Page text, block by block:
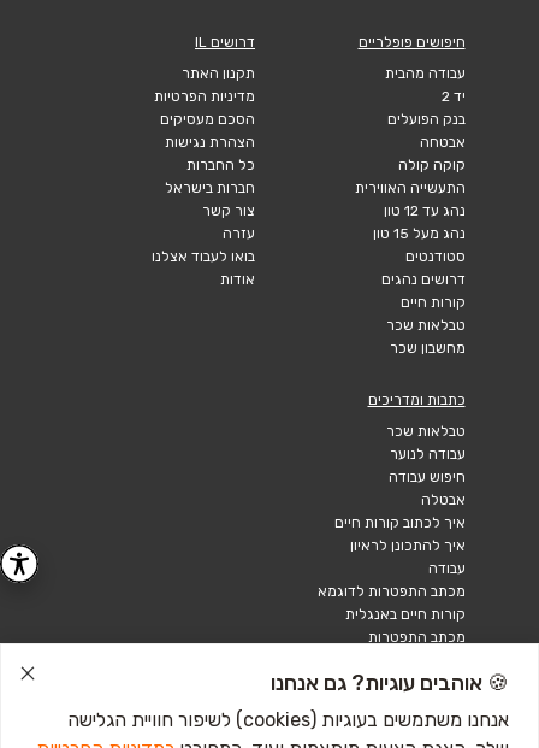
חיפושים פופלריים
עבודה מהבית
יד 2
בנק הפועלים
אבטחה
קוקה קולה
התעשייה האווירית
נהג עד 12 טון
נהג מעל 15 טון
סטודנטים
דרושים נהגים
קורות חיים
טבלאות שכר
מחשבון שכר
דרושים IL
תקנון האתר
מדיניות הפרטיות
הסכם מעסיקים
הצהרת נגישות
כל החברות
חברות בישראל
צור קשר
עזרה
בואו לעבוד אצלנו
אודות
כתבות ומדריכים
טבלאות שכר
עבודה לנוער
חיפוש עבודה
אבטלה
איך לכתוב קורות חיים
איך להתכונן לראיון
עבודה
מכתב התפטרות לדוגמא
קורות חיים באנגלית
מכתב התפטרות
🍪 אוהבים עוגיות? גם אנחנו
אנחנו משתמשים בעוגיות (cookies) לשיפור חוויית הגלישה